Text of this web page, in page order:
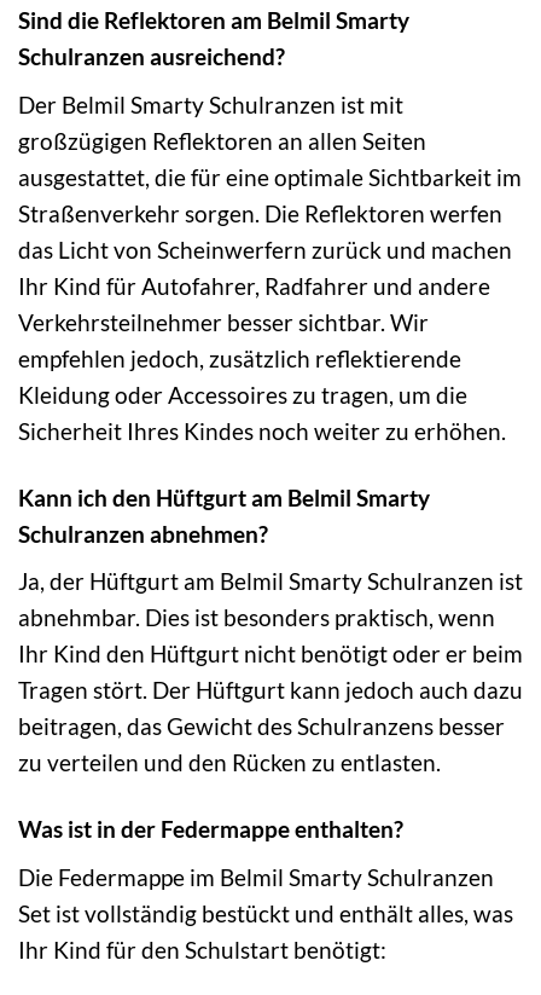
Sind die Reflektoren am Belmil Smarty
Schulranzen ausreichend?
Der Belmil Smarty Schulranzen ist mit
großzügigen Reflektoren an allen Seiten
ausgestattet, die für eine optimale Sichtbarkeit im
Straßenverkehr sorgen. Die Reflektoren werfen
das Licht von Scheinwerfern zurück und machen
Ihr Kind für Autofahrer, Radfahrer und andere
Verkehrsteilnehmer besser sichtbar. Wir
empfehlen jedoch, zusätzlich reflektierende
Kleidung oder Accessoires zu tragen, um die
Sicherheit Ihres Kindes noch weiter zu erhöhen.
Kann ich den Hüftgurt am Belmil Smarty
Schulranzen abnehmen?
Ja, der Hüftgurt am Belmil Smarty Schulranzen ist
abnehmbar. Dies ist besonders praktisch, wenn
Ihr Kind den Hüftgurt nicht benötigt oder er beim
Tragen stört. Der Hüftgurt kann jedoch auch dazu
beitragen, das Gewicht des Schulranzens besser
zu verteilen und den Rücken zu entlasten.
Was ist in der Federmappe enthalten?
Die Federmappe im Belmil Smarty Schulranzen
Set ist vollständig bestückt und enthält alles, was
Ihr Kind für den Schulstart benötigt: